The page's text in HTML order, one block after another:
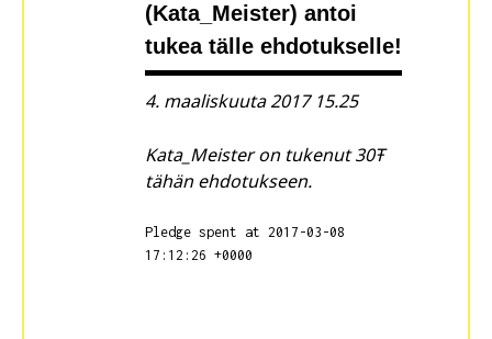
(Kata_Meister) antoi
tukea tälle ehdotukselle!
4. maaliskuuta 2017 15.25
Kata_Meister on tukenut 30Ŧ
tähän ehdotukseen.
Pledge spent at 2017-03-08
17:12:26 +0000